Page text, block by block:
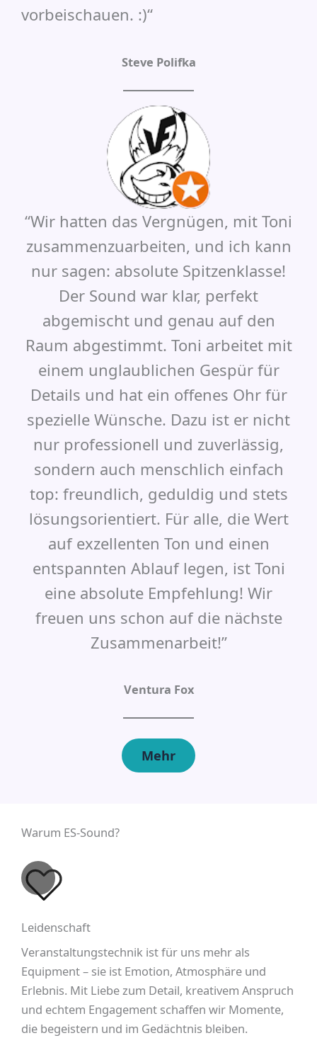
vorbeischauen. :)“
Steve Polifka
“Wir hatten das Vergnügen, mit Toni
zusammenzuarbeiten, und ich kann
nur sagen: absolute Spitzenklasse!
Der Sound war klar, perfekt
abgemischt und genau auf den
Raum abgestimmt. Toni arbeitet mit
einem unglaublichen Gespür für
Details und hat ein offenes Ohr für
spezielle Wünsche. Dazu ist er nicht
nur professionell und zuverlässig,
sondern auch menschlich einfach
top: freundlich, geduldig und stets
lösungsorientiert. Für alle, die Wert
auf exzellenten Ton und einen
entspannten Ablauf legen, ist Toni
eine absolute Empfehlung! Wir
freuen uns schon auf die nächste
Zusammenarbeit!”
Ventura Fox
Mehr
Warum ES-Sound?
Leidenschaft
Veranstaltungstechnik ist für uns mehr als
Equipment – sie ist Emotion, Atmosphäre und
Erlebnis. Mit Liebe zum Detail, kreativem Anspruch
und echtem Engagement schaffen wir Momente,
die begeistern und im Gedächtnis bleiben.